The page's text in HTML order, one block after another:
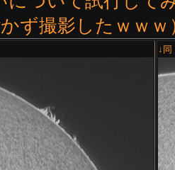
ず撮影したｗｗｗ
↓同